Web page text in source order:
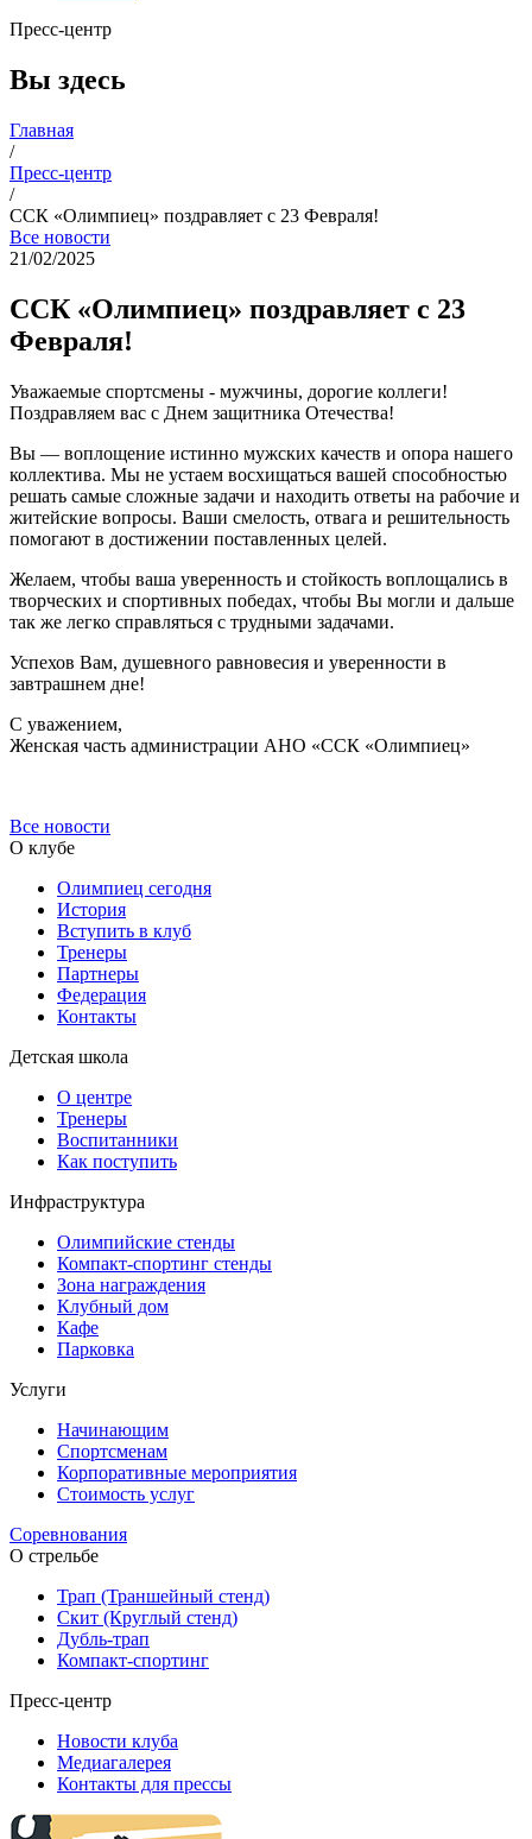
Пресс-центр
Вы здесь
Главная
/
Пресс-центр
/
ССК «Олимпиец» поздравляет с 23 Февраля!
Все новости
21/02/2025
ССК «Олимпиец» поздравляет с 23
Февраля!
Уважаемые спортсмены - мужчины, дорогие коллеги!
Поздравляем вас с Днем защитника Отечества!
Вы — воплощение истинно мужских качеств и опора нашего
коллектива. Мы не устаем восхищаться вашей способностью
решать самые сложные задачи и находить ответы на рабочие и
житейские вопросы. Ваши смелость, отвага и решительность
помогают в достижении поставленных целей.
Желаем, чтобы ваша уверенность и стойкость воплощались в
творческих и спортивных победах, чтобы Вы могли и дальше
так же легко справляться с трудными задачами.
Успехов Вам, душевного равновесия и уверенности в
завтрашнем дне!
С уважением,
Женская часть администрации АНО «ССК «Олимпиец»
Все новости
О клубе
Олимпиец сегодня
История
Вступить в клуб
Тренеры
Партнеры
Федерация
Контакты
Детская школа
О центре
Тренеры
Воспитанники
Как поступить
Инфраструктура
Олимпийские стенды
Компакт-спортинг стенды
Зона награждения
Клубный дом
Кафе
Парковка
Услуги
Начинающим
Спортсменам
Корпоративные мероприятия
Стоимость услуг
Соревнования
О стрельбе
Трап (Траншейный стенд)
Скит (Круглый стенд)
Дубль-трап
Компакт-спортинг
Пресс-центр
Новости клуба
Медиагалерея
Контакты для прессы